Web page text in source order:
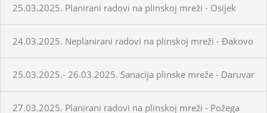
25.03.2025. Planirani radovi na plinskoj mreži - Osijek
24.03.2025. Neplanirani radovi na plinskoj mreži - Đakovo
25.03.2025.- 26.03.2025. Sanacija plinske mreže - Daruvar
27.03.2025. Planirani radovi na plinskoj mreži - Požega